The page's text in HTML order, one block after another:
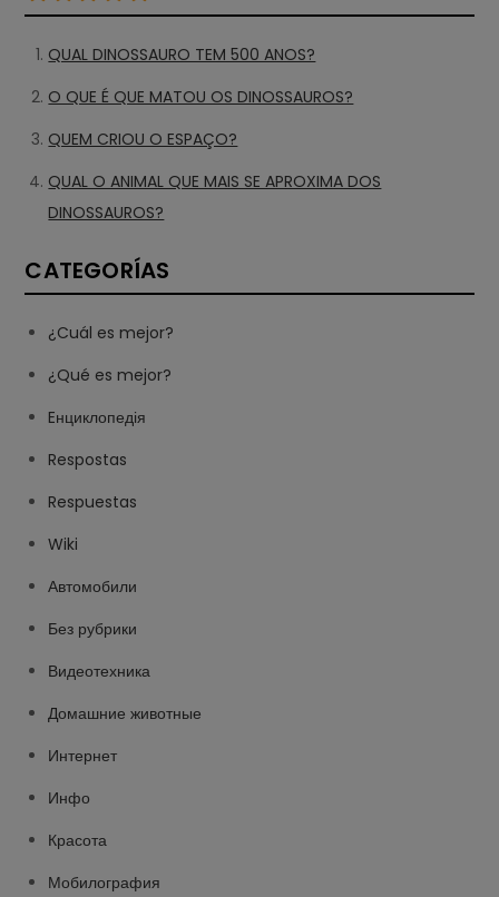
QUAL DINOSSAURO TEM 500 ANOS?
O QUE É QUE MATOU OS DINOSSAUROS?
QUEM CRIOU O ESPAÇO?
QUAL O ANIMAL QUE MAIS SE APROXIMA DOS
DINOSSAUROS?
CATEGORÍAS
¿Cuál es mejor?
¿Qué es mejor?
Eнциклопедія
Respostas
Respuestas
Wiki
Автомобили
Без рубрики
Видеотехника
Домашние животные
Интернет
Инфо
Красота
Мобилография